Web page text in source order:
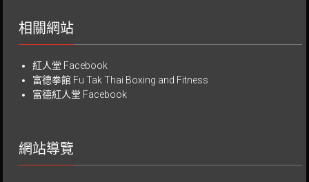
相關網站
紅人堂 Facebook
富德拳館 Fu Tak Thai Boxing and Fitness
富德紅人堂 Facebook
網站導覽